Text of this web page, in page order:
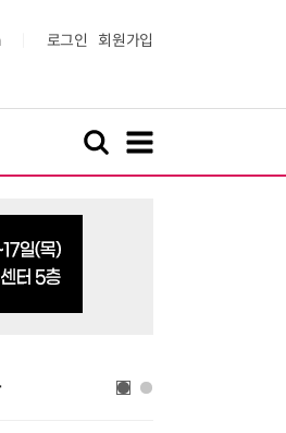
로그인 회원가입